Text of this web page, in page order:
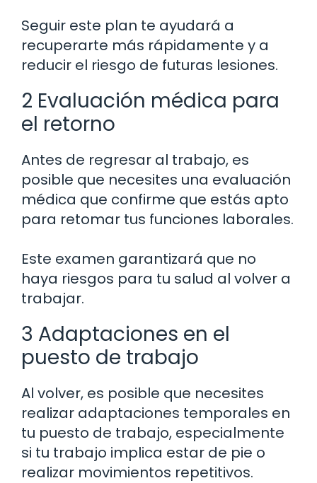
Seguir este plan te ayudará a
recuperarte más rápidamente y a
reducir el riesgo de futuras lesiones.
2 Evaluación médica para
el retorno
Antes de regresar al trabajo, es
posible que necesites una evaluación
médica que confirme que estás apto
para retomar tus funciones laborales.
Este examen garantizará que no
haya riesgos para tu salud al volver a
trabajar.
3 Adaptaciones en el
puesto de trabajo
Al volver, es posible que necesites
realizar adaptaciones temporales en
tu puesto de trabajo, especialmente
si tu trabajo implica estar de pie o
realizar movimientos repetitivos.